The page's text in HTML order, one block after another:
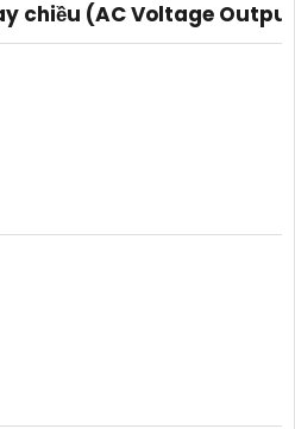
chiều (AC Voltage